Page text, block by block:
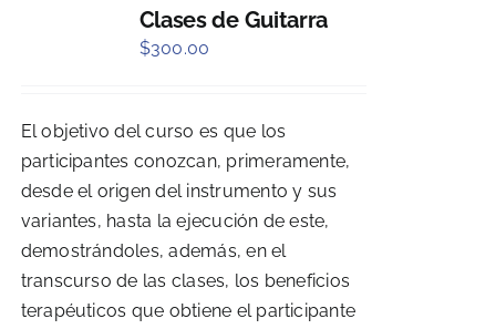
Clases de Guitarra
$300.00
El objetivo del curso es que los
participantes conozcan, primeramente,
desde el origen del instrumento y sus
variantes, hasta la ejecución de este,
demostrándoles, además, en el
transcurso de las clases, los beneficios
terapéuticos que obtiene el participante